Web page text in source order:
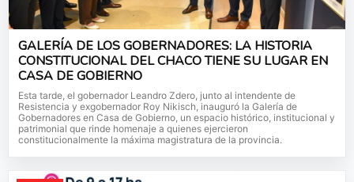
GALERÍA DE LOS GOBERNADORES: LA HISTORIA
CONSTITUCIONAL DEL CHACO TIENE SU LUGAR EN
CASA DE GOBIERNO
Esta tarde, el gobernador Leandro Zdero, junto al intendente de
Resistencia y exgobernador Roy Nikisch, inauguró la Galería de
Gobernadores en Casa de Gobierno, un espacio histórico, institucional y
patrimonial que rinde homenaje a quienes ejercieron
constitucionalmente la máxima magistratura de la provincia.